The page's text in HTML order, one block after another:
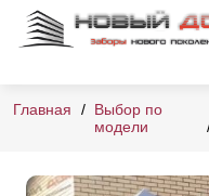
Главная
Выбор по
модели